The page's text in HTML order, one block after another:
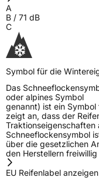
A
B / 71 dB
C
Symbol für die
Das
oder alpines Symbol
genannt) ist ein Symbol
zeigt an, dass der
Traktionseigenschaften
Schneeflockensymbol
über die gesetzlichen
den Herstellern
EU Reifenlabel anzeigen